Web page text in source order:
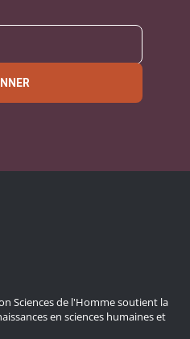
Sciences de l'Homme soutient la
en sciences humaines et